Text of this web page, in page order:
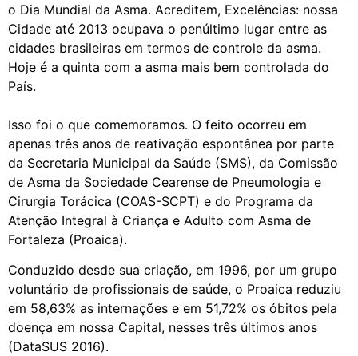
o Dia Mundial da Asma. Acreditem, Excelências: nossa
Cidade até 2013 ocupava o penúltimo lugar entre as
cidades brasileiras em termos de controle da asma.
Hoje é a quinta com a asma mais bem controlada do
País.
Isso foi o que comemoramos. O feito ocorreu em
apenas três anos de reativação espontânea por parte
da Secretaria Municipal da Saúde (SMS), da Comissão
de Asma da Sociedade Cearense de Pneumologia e
Cirurgia Torácica (COAS-SCPT) e do Programa da
Atenção Integral à Criança e Adulto com Asma de
Fortaleza (Proaica).
Conduzido desde sua criação, em 1996, por um grupo
voluntário de profissionais de saúde, o Proaica reduziu
em 58,63% as internações e em 51,72% os óbitos pela
doença em nossa Capital, nesses três últimos anos
(DataSUS 2016).